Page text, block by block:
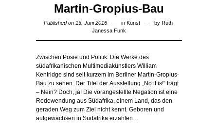
Martin-Gropius-Bau
Published on 13. Juni 2016 in Kunst by Ruth-
Janessa Funk
Zwischen Posie und Politik: Die Werke des
südafrikanischen Multimediakünstlers William
Kentridge sind seit kurzem im Berliner Martin-Gropius-
Bau zu sehen. Der Titel der Ausstellung „No it is!“ trägt
– Nein? Doch, ja! Die vorangestellte Negation ist eine
Redewendung aus Südafrika, einem Land, das den
geraden Weg zum Ziel nicht kennt. Geboren und
aufgewachsen in Südafrika erzählen…